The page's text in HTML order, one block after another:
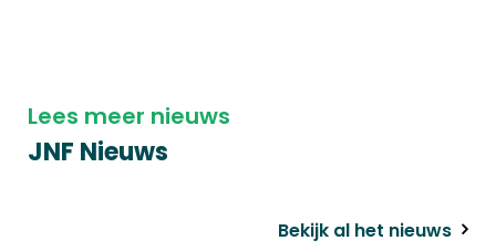
Lees meer nieuws
JNF Nieuws
Bekijk al het nieuws